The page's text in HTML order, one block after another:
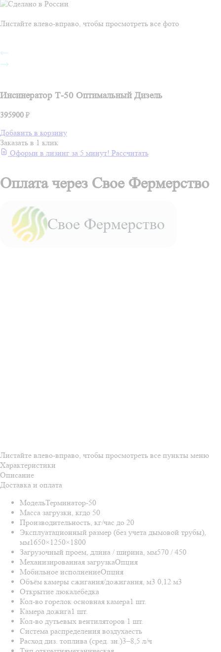
Листайте влево-вправо, чтобы просмотреть все фото
Инсинератор Т-50 Оптимальный Дизель
395900 ₽
Добавить в корзину
Заказать в 1 клик
Оформи в лизинг за 5 минут! Рассчитать
Оплата через Свое Фермерство
Свое Фермерство
Листайте влево-вправо, чтобы просмотреть все пункты меню
Характеристики
Описание
Доставка и оплата
МодельТерминатор-50
Масса загрузки, кгдо 50
Производительность, кг/час до 20
Эксплуатационный размер (без учета дымовой трубы),
мм1650×1250×1800
Загрузочный проем, длина / ширина, мм570 / 450
Механизированная загрузкаОпция
Мобильное исполнениеОпция
Объём камеры сжигания/дожигания, м3 0,12 м3
Открытие люкалебедка
Кол-во горелок основная камера1 шт.
Камера дожига1 шт.
Кол-во дутьевых вентиляторов 1 шт.
Система распределения воздухаесть
Расход диз. топлива (сред. зн.)3–8,5 л/ч